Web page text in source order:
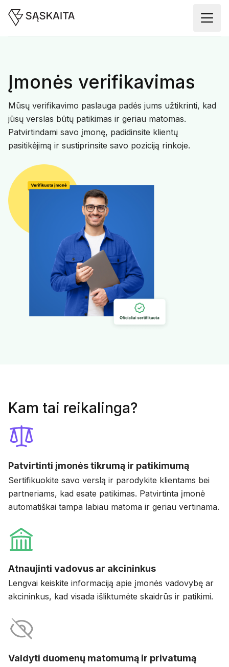
Įmonės verifikavimas
Mūsų verifikavimo paslauga padės jums užtikrinti, kad
jūsų verslas būtų patikimas ir geriau matomas.
Patvirtindami savo įmonę, padidinsite klientų
pasitikėjimą ir sustiprinsite savo poziciją rinkoje.
Kam tai reikalinga?
Patvirtinti įmonės tikrumą ir patikimumą
Sertifikuokite savo verslą ir parodykite klientams bei
partneriams, kad esate patikimas. Patvirtinta įmonė
automatiškai tampa labiau matoma ir geriau vertinama.
Atnaujinti vadovus ar akcininkus
Lengvai keiskite informaciją apie įmonės vadovybę ar
akcininkus, kad visada išliktumėte skaidrūs ir patikimi.
Valdyti duomenų matomumą ir privatumą